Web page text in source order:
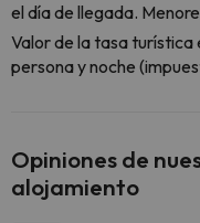
el día de llegada.
Valor de la tasa turística
persona y noche
Opiniones de
alojamiento